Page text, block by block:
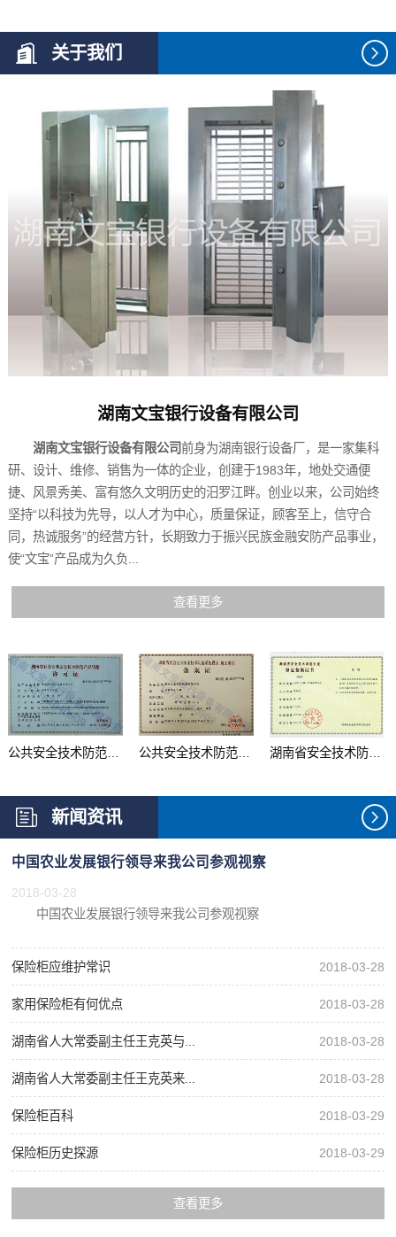
关于我们
湖南文宝银行设备有限公司
湖南文宝银行设备有限公司前身为湖南银行设备厂，是一家集科
研、设计、维修、销售为一体的企业，创建于1983年，地处交通便
捷、风景秀美、富有悠久文明历史的汨罗江畔。创业以来，公司始终
坚持“以科技为先导，以人才为中心，质量保证，顾客至上，信守合
同，热诚服务”的经营方针，长期致力于振兴民族金融安防产品事业，
使“文宝”产品成为久负...
查看更多
公共安全技术防范产品... 公共安全技术防范系统... 湖南省安全技术防范行...
新闻资讯
中国农业发展银行领导来我公司参观视察
2018-03-28
中国农业发展银行领导来我公司参观视察
保险柜应维护常识 2018-03-28
家用保险柜有何优点 2018-03-28
湖南省人大常委副主任王克英与... 2018-03-28
湖南省人大常委副主任王克英来... 2018-03-28
保险柜百科 2018-03-29
保险柜历史探源 2018-03-29
查看更多